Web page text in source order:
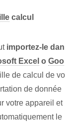
calcul
importez-le dan
Excel o Goo
de calcul de vo
de donnée
votre appareil et
le